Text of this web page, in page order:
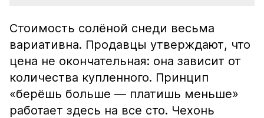
Стоимость солёной снеди весьма
вариативна. Продавцы утверждают, что
цена не окончательная: она зависит от
количества купленного. Принцип
«берёшь больше — платишь меньше»
работает здесь на все сто. Чехонь